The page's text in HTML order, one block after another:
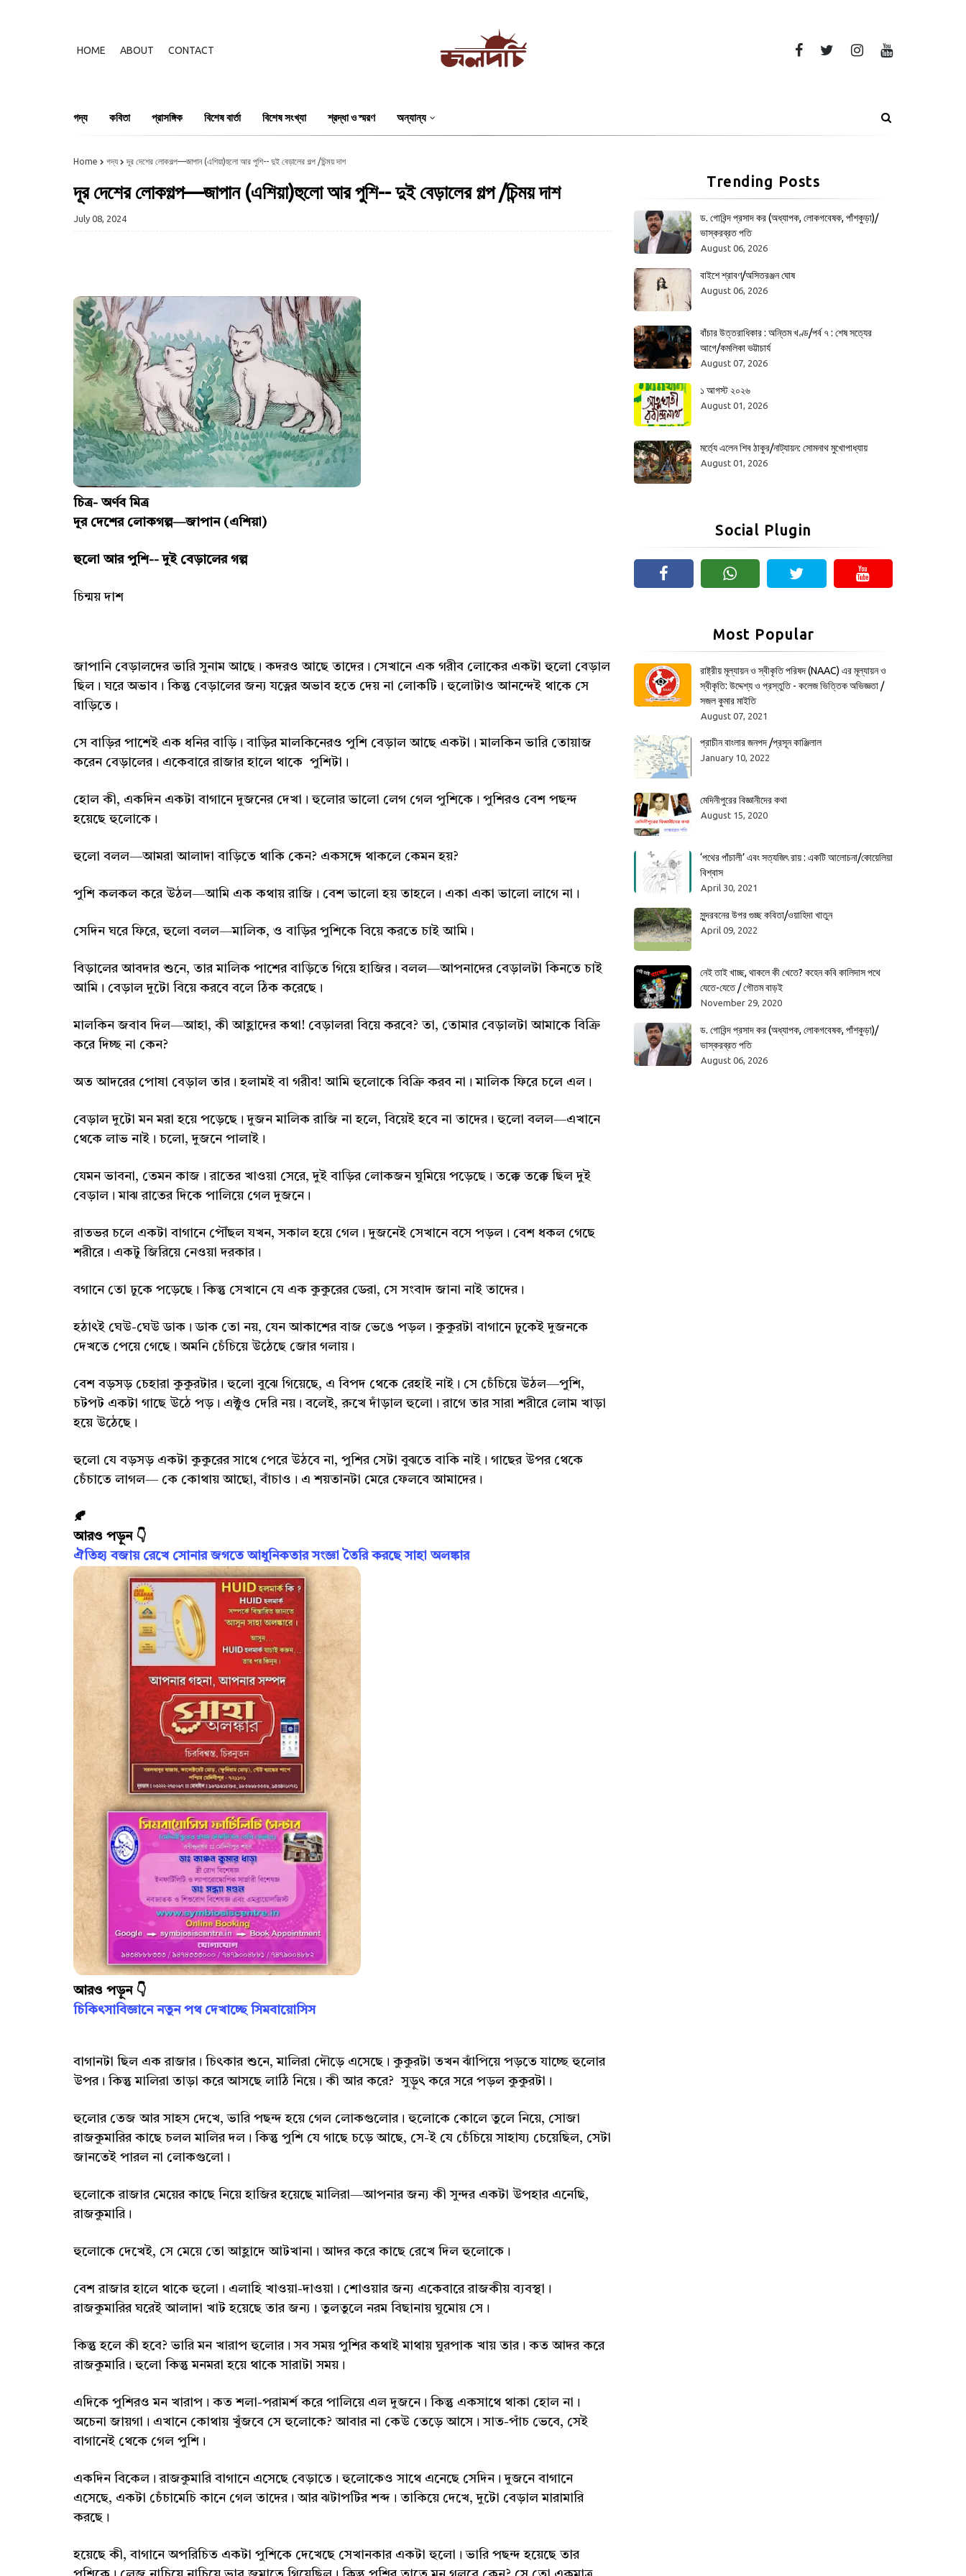
HOME ABOUT CONTACT
গদ্য কবিতা প্রাসঙ্গিক বিশেষ বার্তা বিশেষ সংখ্যা শ্রদ্ধা ও স্মরণ অন্যান্য
Home গদ্য দূর দেশের লোকগল্প—জাপান (এশিয়া)হুলো আর পুশি-- দুই বেড়ালের গল্প /চিন্ময় দাশ
দূর দেশের লোকগল্প—জাপান (এশিয়া)হুলো আর পুশি-- দুই বেড়ালের গল্প /চিন্ময় দাশ
July 08, 2024
চিত্র- অর্ণব মিত্র
দূর দেশের লোকগল্প—জাপান (এশিয়া)
হুলো আর পুশি-- দুই বেড়ালের গল্প
চিন্ময় দাশ
জাপানি বেড়ালদের ভারি সুনাম আছে। কদরও আছে তাদের। সেখানে এক গরীব লোকের একটা হুলো বেড়াল
ছিল। ঘরে অভাব। কিন্তু বেড়ালের জন্য যত্নের অভাব হতে দেয় না লোকটি। হুলোটাও আনন্দেই থাকে সে
বাড়িতে।
সে বাড়ির পাশেই এক ধনির বাড়ি। বাড়ির মালকিনেরও পুশি বেড়াল আছে একটা। মালকিন ভারি তোয়াজ
করেন বেড়ালের। একেবারে রাজার হালে থাকে পুশিটা।
হোল কী, একদিন একটা বাগানে দুজনের দেখা। হুলোর ভালো লেগ গেল পুশিকে। পুশিরও বেশ পছন্দ
হয়েছে হুলোকে।
হুলো বলল—আমরা আলাদা বাড়িতে থাকি কেন? একসঙ্গে থাকলে কেমন হয়?
পুশি কলকল করে উঠল—আমি এক কথায় রাজি। বেশ ভালো হয় তাহলে। একা একা ভালো লাগে না।
সেদিন ঘরে ফিরে, হুলো বলল—মালিক, ও বাড়ির পুশিকে বিয়ে করতে চাই আমি।
বিড়ালের আবদার শুনে, তার মালিক পাশের বাড়িতে গিয়ে হাজির। বলল—আপনাদের বেড়ালটা কিনতে চাই
আমি। বেড়াল দুটো বিয়ে করবে বলে ঠিক করেছে।
মালকিন জবাব দিল—আহা, কী আহ্লাদের কথা! বেড়ালরা বিয়ে করবে? তা, তোমার বেড়ালটা আমাকে বিক্রি
করে দিচ্ছ না কেন?
অত আদরের পোষা বেড়াল তার। হলামই বা গরীব! আমি হুলোকে বিক্রি করব না। মালিক ফিরে চলে এল।
বেড়াল দুটো মন মরা হয়ে পড়েছে। দুজন মালিক রাজি না হলে, বিয়েই হবে না তাদের। হুলো বলল—এখানে
থেকে লাভ নাই। চলো, দুজনে পালাই।
যেমন ভাবনা, তেমন কাজ। রাতের খাওয়া সেরে, দুই বাড়ির লোকজন ঘুমিয়ে পড়েছে। তক্কে তক্কে ছিল দুই
বেড়াল। মাঝ রাতের দিকে পালিয়ে গেল দুজনে।
রাতভর চলে একটা বাগানে পৌঁছল যখন, সকাল হয়ে গেল। দুজনেই সেখানে বসে পড়ল। বেশ ধকল গেছে
শরীরে। একটু জিরিয়ে নেওয়া দরকার।
বগানে তো ঢুকে পড়েছে। কিন্তু সেখানে যে এক কুকুরের ডেরা, সে সংবাদ জানা নাই তাদের।
হঠাৎই ঘেউ-ঘেউ ডাক। ডাক তো নয়, যেন আকাশের বাজ ভেঙে পড়ল। কুকুরটা বাগানে ঢুকেই দুজনকে
দেখতে পেয়ে গেছে। অমনি চেঁচিয়ে উঠেছে জোর গলায়।
বেশ বড়সড় চেহারা কুকুরটার। হুলো বুঝে গিয়েছে, এ বিপদ থেকে রেহাই নাই। সে চেঁচিয়ে উঠল—পুশি,
চটপট একটা গাছে উঠে পড়। এক্টুও দেরি নয়। বলেই, রুখে দাঁড়াল হুলো। রাগে তার সারা শরীরে লোম খাড়া
হয়ে উঠেছে।
হুলো যে বড়সড় একটা কুকুরের সাথে পেরে উঠবে না, পুশির সেটা বুঝতে বাকি নাই। গাছের উপর থেকে
চেঁচাতে লাগল— কে কোথায় আছো, বাঁচাও। এ শয়তানটা মেরে ফেলবে আমাদের।
🍂
আরও পড়ুন 👇
ঐতিহ্য বজায় রেখে সোনার জগতে আধুনিকতার সংজ্ঞা তৈরি করছে সাহা অলঙ্কার
আরও পড়ুন 👇
চিকিৎসাবিজ্ঞানে নতুন পথ দেখাচ্ছে সিমবায়োসিস
বাগানটা ছিল এক রাজার। চিৎকার শুনে, মালিরা দৌড়ে এসেছে। কুকুরটা তখন ঝাঁপিয়ে পড়তে যাচ্ছে হুলোর
উপর। কিন্তু মালিরা তাড়া করে আসছে লাঠি নিয়ে। কী আর করে? সুড়ুৎ করে সরে পড়ল কুকুরটা।
হুলোর তেজ আর সাহস দেখে, ভারি পছন্দ হয়ে গেল লোকগুলোর। হুলোকে কোলে তুলে নিয়ে, সোজা
রাজকুমারির কাছে চলল মালির দল। কিন্তু পুশি যে গাছে চড়ে আছে, সে-ই যে চেঁচিয়ে সাহায্য চেয়েছিল, সেটা
জানতেই পারল না লোকগুলো।
হুলোকে রাজার মেয়ের কাছে নিয়ে হাজির হয়েছে মালিরা—আপনার জন্য কী সুন্দর একটা উপহার এনেছি,
রাজকুমারি।
হুলোকে দেখেই, সে মেয়ে তো আহ্লাদে আটখানা। আদর করে কাছে রেখে দিল হুলোকে।
বেশ রাজার হালে থাকে হুলো। এলাহি খাওয়া-দাওয়া। শোওয়ার জন্য একেবারে রাজকীয় ব্যবস্থা।
রাজকুমারির ঘরেই আলাদা খাট হয়েছে তার জন্য। তুলতুলে নরম বিছানায় ঘুমোয় সে।
কিন্তু হলে কী হবে? ভারি মন খারাপ হুলোর। সব সময় পুশির কথাই মাথায় ঘুরপাক খায় তার। কত আদর করে
রাজকুমারি। হুলো কিন্তু মনমরা হয়ে থাকে সারাটা সময়।
এদিকে পুশিরও মন খারাপ। কত শলা-পরামর্শ করে পালিয়ে এল দুজনে। কিন্তু একসাথে থাকা হোল না।
অচেনা জায়গা। এখানে কোথায় খুঁজবে সে হুলোকে? আবার না কেউ তেড়ে আসে। সাত-পাঁচ ভেবে, সেই
বাগানেই থেকে গেল পুশি।
একদিন বিকেল। রাজকুমারি বাগানে এসেছে বেড়াতে। হুলোকেও সাথে এনেছে সেদিন। দুজনে বাগানে
এসেছে, একটা চেঁচামেচি কানে গেল তাদের। আর ঝটাপটির শব্দ। তাকিয়ে দেখে, দুটো বেড়াল মারামারি
করছে।
হয়েছে কী, বাগানে অপরিচিত একটা পুশিকে দেখেছে সেখানকার একটা হুলো। ভারি পছন্দ হয়েছে তার
Trending Posts
ড. গোবিন্দ প্রসাদ কর (অধ্যাপক, লোকগবেষক, পাঁশকুড়া)/
ভাস্করব্রত পতি
August 06, 2026
বাইশে শ্রাবণ/অসিতরঞ্জন ঘোষ
August 06, 2026
বাঁচার উত্তরাধিকার : অন্তিম খণ্ড/পর্ব ৭ : শেষ সত্যের
আগে/কমলিকা ভট্টাচার্য
August 07, 2026
১ আগস্ট ২০২৬
August 01, 2026
মর্ত্যে এলেন শিব ঠাকুর/নাট্যায়ন: সোমনাথ মুখোপাধ্যায়
August 01, 2026
Social Plugin
Most Popular
রাষ্ট্রীয় মূল্যায়ন ও স্বীকৃতি পরিষদ (NAAC) এর মূল্যায়ন ও
স্বীকৃতি: উদ্দেশ্য ও প্রস্তুতি - কলেজ ভিত্তিক অভিজ্ঞতা /
সজল কুমার মাইতি
August 07, 2021
প্রাচীন বাংলার জনপদ /প্রসূন কাঞ্জিলাল
January 10, 2022
মেদিনীপুরের বিজ্ঞানীদের কথা
August 15, 2020
‘পথের পাঁচালী’ এবং সত্যজিৎ রায় : একটি আলোচনা/কোয়েলিয়া
বিশ্বাস
April 30, 2021
সুন্দরবনের উপর গুচ্ছ কবিতা/ওয়াহিদা খাতুন
April 09, 2022
নেই তাই খাচ্ছ, থাকলে কী খেতে? কহেন কবি কালিদাস পথে
যেতে-যেতে / গৌতম বাড়ই
November 29, 2020
ড. গোবিন্দ প্রসাদ কর (অধ্যাপক, লোকগবেষক, পাঁশকুড়া)/
ভাস্করব্রত পতি
August 06, 2026